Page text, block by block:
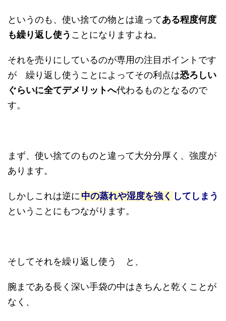
というのも、使い捨ての物とは違ってある程度何度
も繰り返し使う ことになりますよね。
それを売りにしているのが専用の注目ポイントです
が 繰り返し使うことによってその利点は恐ろしい
ぐらいに全てデメリットへ代わるものとなるので
す。
まず、使い捨てのものと違って大分分厚く、強度が
あります。
しかしこれは逆に 中の蒸れや湿度を強く してしまう
ということにもつながります。
そしてそれを繰り返し使う と、
腕まである長く深い手袋の中はきちんと乾くことが
なく、